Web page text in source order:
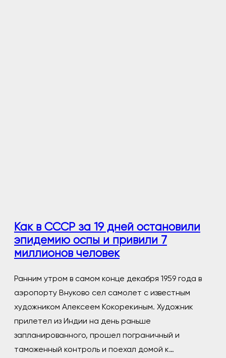
Как в СССР за 19 дней остановили
эпидемию оспы и привили 7
миллионов человек
Ранним утром в самом конце декабря 1959 года в
аэропорту Внуково сел самолет с известным
художником Алексеем Кокорекиным. Художник
прилетел из Индии на день раньше
запланированного, прошел пограничный и
таможенный контроль и поехал домой к…